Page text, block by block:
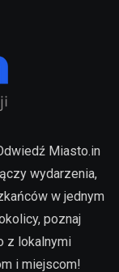
Miasto.in
wydarzenia,
w jednym
poznaj
z lokalnymi
i miejscom!